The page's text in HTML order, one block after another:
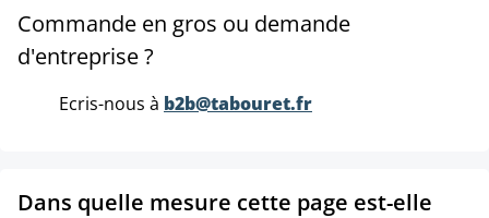
Commande en gros ou demande
d'entreprise ?
Ecris-nous à b2b@tabouret.fr
Dans quelle mesure cette page est-elle